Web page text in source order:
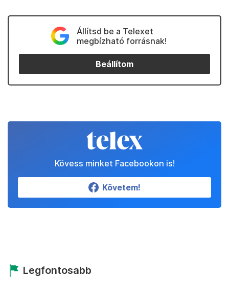
Állítsd be a Telexet
megbízható forrásnak!
Beállítom
Kövess minket Facebookon is!
Követem!
Legfontosabb